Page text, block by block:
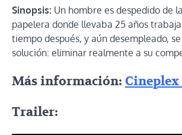
Sinopsis: Un hombre es despedido de
papelera donde llevaba 25 años
tiempo después, y aún desempleado,
solución: eliminar realmente a su
Más información:
Trailer: